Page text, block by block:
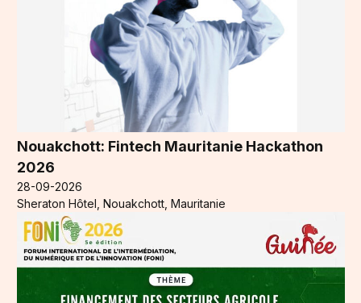
Nouakchott: Fintech Mauritanie Hackathon
2026
28-09-2026
Sheraton Hôtel, Nouakchott, Mauritanie